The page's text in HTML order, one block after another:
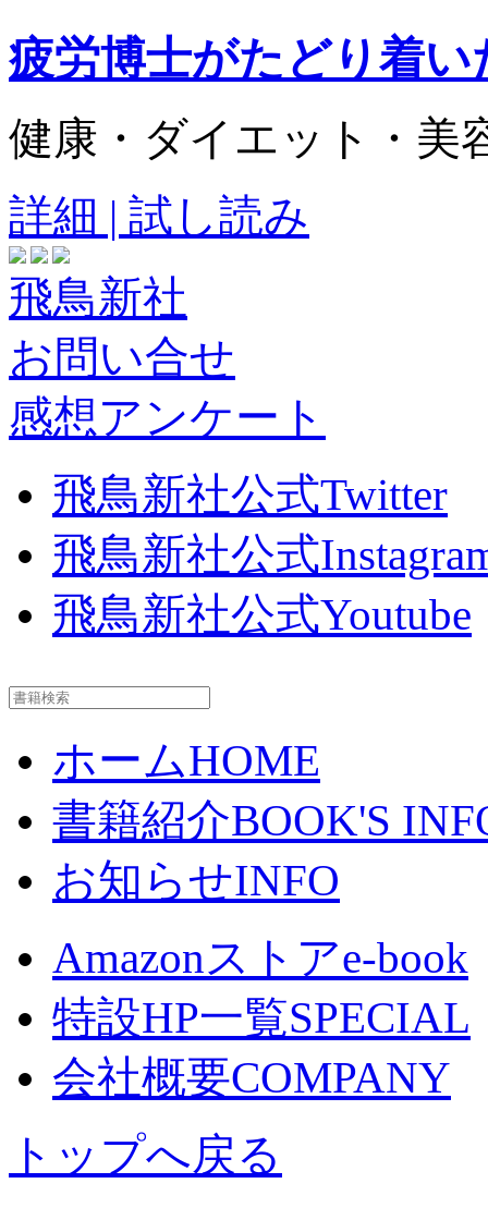
疲労博士がたどり着
健康・ダイエット・美
詳細 | 試し読み
飛鳥新社
お問い合せ
感想アンケート
飛鳥新社公式Twitter
飛鳥新社公式
飛鳥新社公式Youtube
ホームHOME
書籍紹介BOOK'S
お知らせINFO
Amazonストアe-book
特設HP一覧SPECIAL
会社概要COMPANY
トップへ戻る